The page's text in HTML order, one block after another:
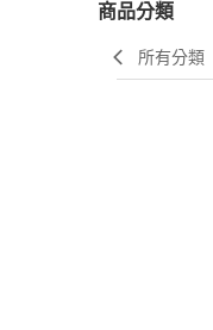
商品分類
所有分類